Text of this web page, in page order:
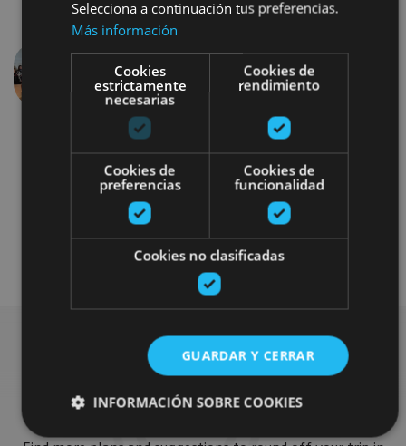
Previous
Gastronomía
Find more plans
Selecciona a continuación tus preferencias.
Más información
Cookies
estrictamente
necesarias
Cookies de
rendimiento
Cookies de
preferencias
Cookies de
funcionalidad
Cookies no clasificadas
GUARDAR Y CERRAR
INFORMACIÓN SOBRE COOKIES